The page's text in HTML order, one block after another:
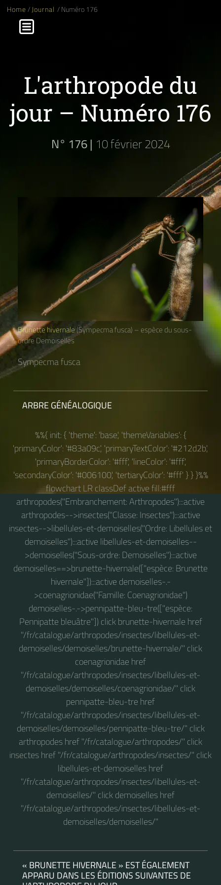
Home/Journal / Numéro 176
L'arthropode du
jour – Numéro 176
N° 176 | 10 février 2024
Brunette hivernale(Sympecma fusca) – espèce du sous-
ordre Demoiselles
Sympecma fusca
ARBRE GÉNÉALOGIQUE
%%{ init: { 'theme': 'base', 'themeVariables': {
'primaryColor': '#83a09c', 'primaryTextColor': '#212d2b',
'primaryBorderColor': '#fff', 'lineColor': '#fff',
'secondaryColor': '#006100', 'tertiaryColor': '#fff' } } }%%
flowchart LR classDef active fill:#fff
arthropodes("Embranchement: Arthropodes"):::active
arthropodes-->insectes("Classe: Insectes"):::active
insectes-->libellules-et-demoiselles("Ordre: Libellules et
demoiselles"):::active libellules-et-demoiselles--
>demoiselles("Sous-ordre: Demoiselles"):::active
demoiselles==>brunette-hivernale(["espèce: Brunette
hivernale"]):::active demoiselles-.-
>coenagrionidae("Famille: Coenagrionidae")
demoiselles-.->pennipatte-bleu-tre(["espèce:
Pennipatte bleuâtre"]) click brunette-hivernale href
"/fr/catalogue/arthropodes/insectes/libellules-et-
demoiselles/demoiselles/brunette-hivernale/" click
coenagrionidae href
"/fr/catalogue/arthropodes/insectes/libellules-et-
demoiselles/demoiselles/coenagrionidae/" click
pennipatte-bleu-tre href
"/fr/catalogue/arthropodes/insectes/libellules-et-
demoiselles/demoiselles/pennipatte-bleu-tre/" click
arthropodes href "/fr/catalogue/arthropodes/" click
insectes href "/fr/catalogue/arthropodes/insectes/" click
libellules-et-demoiselles href
"/fr/catalogue/arthropodes/insectes/libellules-et-
demoiselles/" click demoiselles href
"/fr/catalogue/arthropodes/insectes/libellules-et-
demoiselles/demoiselles/"
« BRUNETTE HIVERNALE » EST ÉGALEMENT
APPARU DANS LES ÉDITIONS SUIVANTES DE